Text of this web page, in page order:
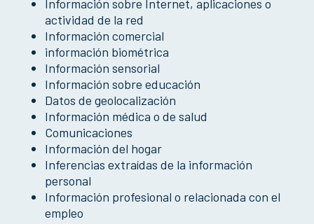
Información sobre Internet, aplicaciones o
actividad de la red
Información comercial
información biométrica
Información sensorial
Información sobre educación
Datos de geolocalización
Información médica o de salud
Comunicaciones
Información del hogar
Inferencias extraídas de la información
personal
Información profesional o relacionada con el
empleo